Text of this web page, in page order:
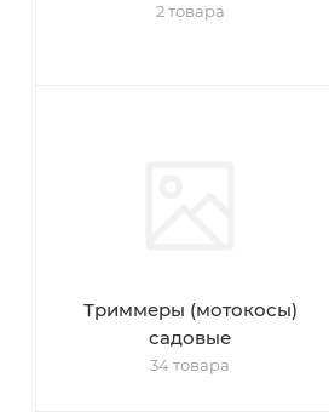
2 товара
Триммеры (мотокосы)
садовые
34 товара